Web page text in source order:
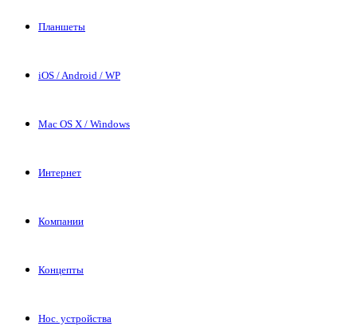
Планшеты
iOS / Android / WP
Mac OS X / Windows
Интернет
Компании
Концепты
Нос. устройства